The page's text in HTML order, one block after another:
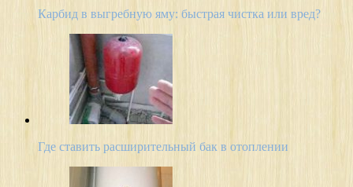
Карбид в выгребную яму: быстрая чистка или вред?
Где ставить расширительный бак в отоплении